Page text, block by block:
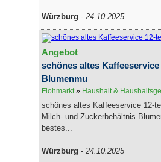
Würzburg - 24.10.2025
Angebot
schönes altes
Blumenmu
Flohmarkt» Haushalt &
schönes altes Kaffeeservice 12-
Milch- und Zuckerbehältnis
bestes...
Würzburg - 24.10.2025